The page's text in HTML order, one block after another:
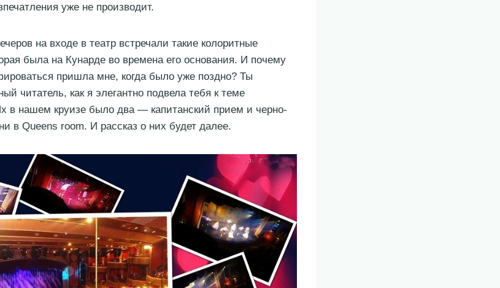
уже не производит.
на входе в театр встречали такие колоритные
была на Кунарде во времена его основания. И почему
пришла мне, когда было уже поздно? Ты
читатель, как я элегантно подвела тебя к теме
в нашем круизе было два — капитанский прием и черно-
в Queens room. И рассказ о них будет далее.